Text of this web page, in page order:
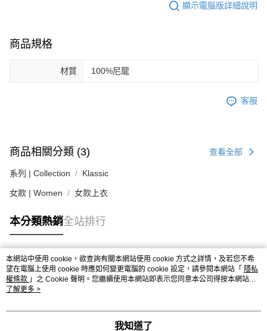
https://netprotections.freshdesk.com/support/home
１．透過由恩沛科技股份有限公司提供之「AFTEE先享後付」服務完成之交
易，需依本服務之必要範圍內提供個人資料，並將交易相關給付款項請求債
２．關於個人資料處理事宜，請瀏覽以下網址：
「AFTEE先享後付」，若未經同意申辦者引起之損失，本公司不負相關責
請求用戶進行身份認證。
５．嚴禁一人註冊多個帳號或使用他人資訊註冊。若發現惡意使用之情形，
恩沛科技股份有限公司將有權停止該用戶之使用額度並採取法律行動。
顯示電腦版詳細說明
商品規格
材質 100%尼龍
客服
商品相關分類 (3) 查看全部
系列 | Collection Klassic
女款 | Women 女款上衣
本分類熱銷全站排行
熱門標籤
本網站中使用 cookie，欲查詢有關本網站使用 cookie 方式之詳情，及若您不希
望在電腦上使用 cookie 時應如何變更電腦的 cookie 設定，請參閱本網站「 隱私
權條款 」之 Cookie 聲明。您繼續使用本網站即表示您同意本公司得按本網站使
用條款之 Cookie 聲明使用 cookie。
了解更多 >
我知道了